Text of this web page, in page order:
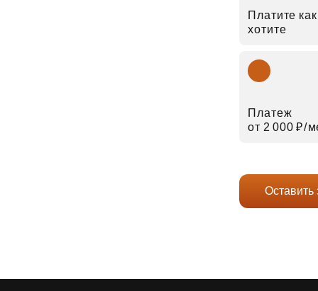
Платите как
хотите
Платеж
от 2 000 ₽⁠/⁠
Оставить